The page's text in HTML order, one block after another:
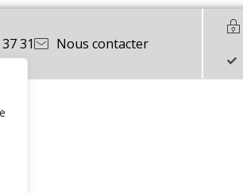
31 Nous contacter